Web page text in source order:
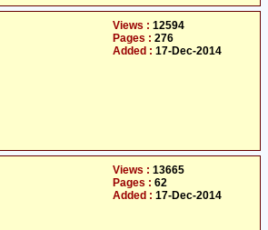
Views : 12594
Pages : 276
Added : 17-Dec-2014
Views : 13665
Pages : 62
Added : 17-Dec-2014